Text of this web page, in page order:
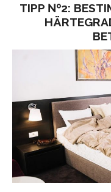
TIPP №2: